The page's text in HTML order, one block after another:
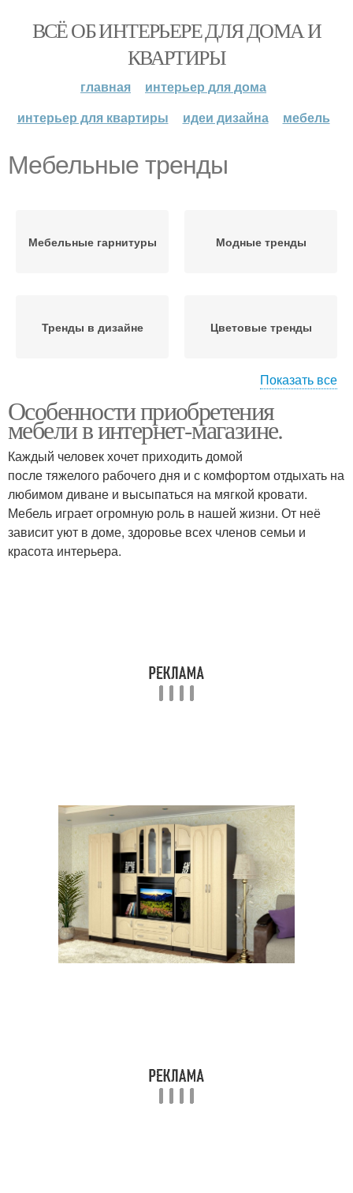
ВСЁ ОБ ИНТЕРЬЕРЕ ДЛЯ ДОМА И
КВАРТИРЫ
главная
интерьер для дома
интерьер для квартиры
идеи дизайна мебель
Мебельные тренды
Мебельные гарнитуры Модные тренды
Тренды в дизайне Цветовые тренды
Тренды в интерьере
Показать все
Особенности приобретения
мебели в интернет-магазине.
Каждый человек хочет приходить домой
после тяжелого рабочего дня и с комфортом отдыхать на
любимом диване и высыпаться на мягкой кровати.
Мебель играет огромную роль в нашей жизни. От неё
зависит уют в доме, здоровье всех членов семьи и
красота интерьера.